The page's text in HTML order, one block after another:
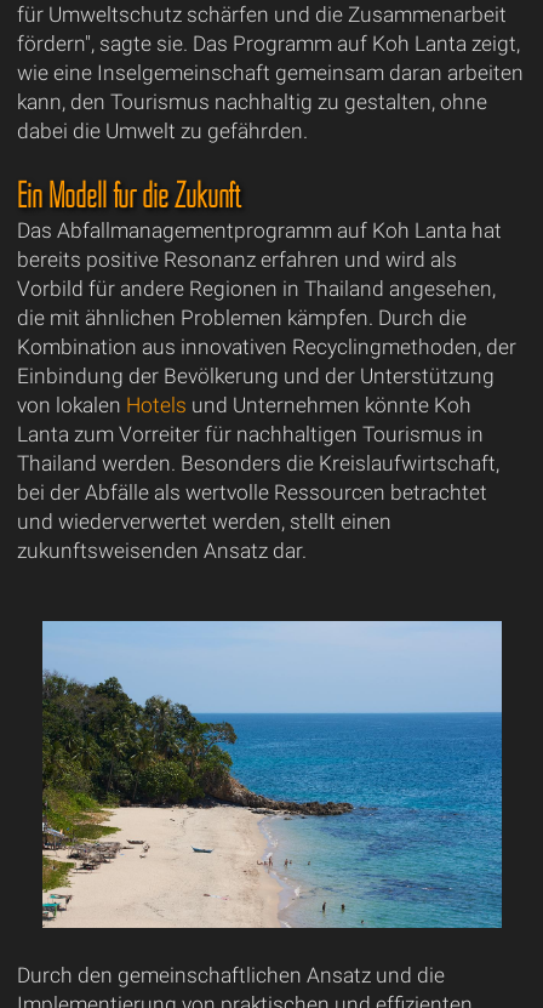
für Umweltschutz schärfen und die Zusammenarbeit
fördern", sagte sie. Das Programm auf Koh Lanta zeigt,
wie eine Inselgemeinschaft gemeinsam daran arbeiten
kann, den Tourismus nachhaltig zu gestalten, ohne
dabei die Umwelt zu gefährden.
Ein Modell für die Zukunft
Das Abfallmanagementprogramm auf Koh Lanta hat
bereits positive Resonanz erfahren und wird als
Vorbild für andere Regionen in Thailand angesehen,
die mit ähnlichen Problemen kämpfen. Durch die
Kombination aus innovativen Recyclingmethoden, der
Einbindung der Bevölkerung und der Unterstützung
von lokalen Hotels und Unternehmen könnte Koh
Lanta zum Vorreiter für nachhaltigen Tourismus in
Thailand werden. Besonders die Kreislaufwirtschaft,
bei der Abfälle als wertvolle Ressourcen betrachtet
und wiederverwertet werden, stellt einen
zukunftsweisenden Ansatz dar.
Durch den gemeinschaftlichen Ansatz und die